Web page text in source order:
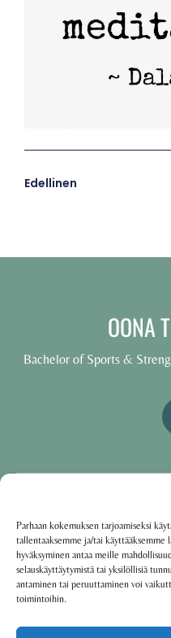
Parhaan kokemuksen tarjoamiseksi
tallentaaksemme ja/tai
hyväksyminen antaa meille
selauskäyttäytymistä tai yksilöllisiä
antaminen tai peruuttaminen voi
toimintoihin.
Edellinen
OONA
Bachelor of Sports &
Käyttöehdot